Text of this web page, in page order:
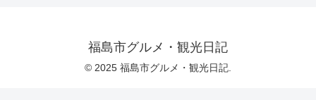
福島市グルメ・観光日記
© 2025 福島市グルメ・観光日記.